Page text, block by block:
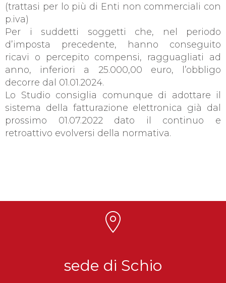
(trattasi per lo più di Enti non commerciali con
p.iva)
Per i suddetti soggetti che, nel periodo
d’imposta precedente, hanno conseguito
ricavi o percepito compensi, ragguagliati ad
anno, inferiori a 25.000,00 euro, l’obbligo
decorre dal 01.01.2024.
Lo Studio consiglia comunque di adottare il
sistema della fatturazione elettronica già dal
prossimo 01.07.2022 dato il continuo e
retroattivo evolversi della normativa.
sede di Schio